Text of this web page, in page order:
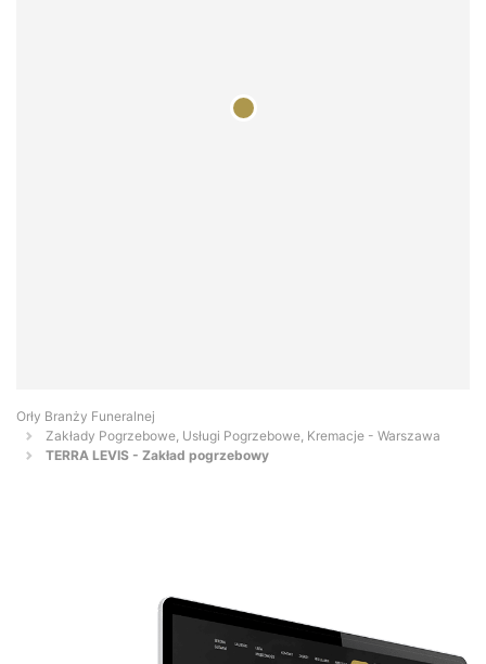
Orły Branży Funeralnej
Zakłady Pogrzebowe, Usługi Pogrzebowe, Kremacje - Warszawa
TERRA LEVIS - Zakład pogrzebowy